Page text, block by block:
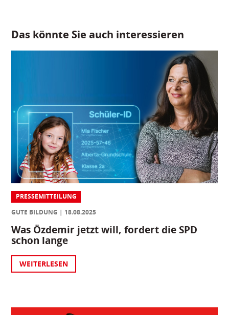
Das könnte Sie auch interessieren
PRESSEMITTEILUNG
GUTE BILDUNG
18.08.2025
Was Özdemir jetzt will, fordert die SPD
schon lange
WEITERLESEN